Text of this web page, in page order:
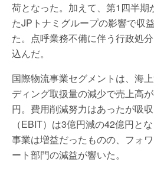
荷となった。加えて、第1四半期
たJPトナミグループの影響で収
た。点呼業務不備に伴う行政処
込んだ。
国際物流事業セグメントは、海
ディング取扱量の減少で売上高
円。費用削減努力はあったが吸
（EBIT）は3億円減の42億円と
事業は増益だったものの、フォ
ート部門の減益が響いた。